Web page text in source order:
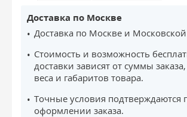
Доставка по Москве
Доставка по Москве и
Стоимость и возможность
доставки зависят от суммы
веса и габаритов товара.
Точные условия подтверждаются
оформлении заказа.